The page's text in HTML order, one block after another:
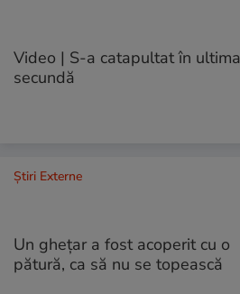
Video | S-a catapultat în ultima
secundă
Știri Externe
Un gheţar a fost acoperit cu o
pătură, ca să nu se topească